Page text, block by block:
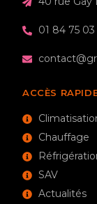
01 84 75
ACCÈS
Chauffage
SAV
Actualités